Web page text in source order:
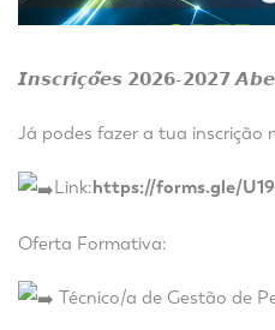
𝙄𝙣𝙨𝙘𝙧𝙞𝙘̧𝙤̃𝙚𝙨 𝟮𝟬𝟮𝟲-𝟮𝟬𝟮𝟳
Já podes fazer a tua inscrição
Link:https://forms.gle/
Oferta Formativa:
Técnico/a de Gestão de